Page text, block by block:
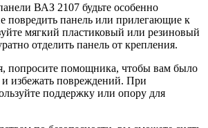
ВАЗ 2107 будьте особенно
повредить панель или прилегающие к
мягкий пластиковый или резиновый
отделить панель от крепления.
попросите помощника, чтобы вам было
и избежать повреждений. При
поддержку или опору для